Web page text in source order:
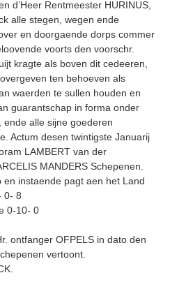
d’Heer Rentmeester HURINUS,
alle stegen, wegen ende
en doorgaende dorps commer
voorts den voorschr.
kragte als boven dit cedeeren,
ten behoeven als
waerden te sullen houden en
guarantschap in forma onder
alle sijne goederen
Actum desen twintigste Januarij
LAMBERT van der
MANDERS Schepenen.
instaende pagt aen het Land
0- 8
0-10- 0
ontfanger OFPELS in dato den
vertoont.